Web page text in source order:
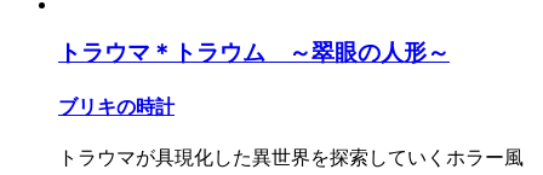
トラウマ＊トラウム ～翠眼の人形～
ブリキの時計
トラウマが具現化した異世界を探索していくホラー風